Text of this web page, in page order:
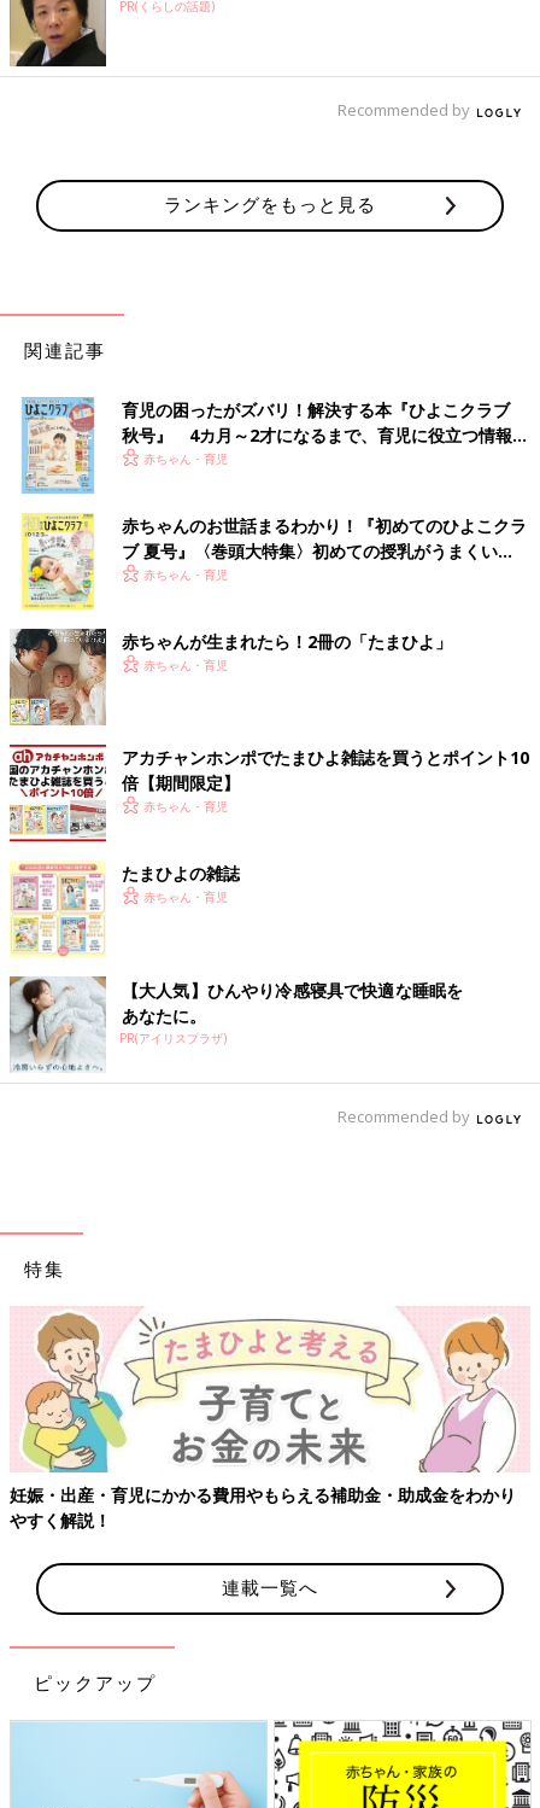
PR(くらしの話題)
Recommended by
ランキングをもっと見る
関連記事
育児の困ったがズバリ！解決する本『ひよこクラブ
秋号』 4カ月～2才になるまで、育児に役立つ情報が
いっぱい！
赤ちゃん・育児
赤ちゃんのお世話まるわかり！『初めてのひよこクラ
ブ 夏号』〈巻頭大特集〉初めての授乳がうまくい
く！ おっぱい・ミルクの基本と夏のトラブル 解決テ
赤ちゃん・育児
赤ちゃんが生まれたら！2冊の「たまひよ」
赤ちゃん・育児
アカチャンホンポでたまひよ雑誌を買うとポイント10
倍【期間限定】
赤ちゃん・育児
たまひよの雑誌
赤ちゃん・育児
【大人気】ひんやり冷感寝具で快適な睡眠を
あなたに。
PR(アイリスプラザ)
Recommended by
特集
・育児にかかる費用やもらえる補助金・助成金をわかり
！
【ワク
連載一覧へ
ピックアップ